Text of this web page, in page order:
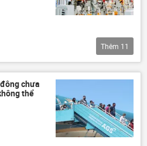
Khoa học
và công nghệ
Hồ Chí Minh
Thêm 11
chưa
thể